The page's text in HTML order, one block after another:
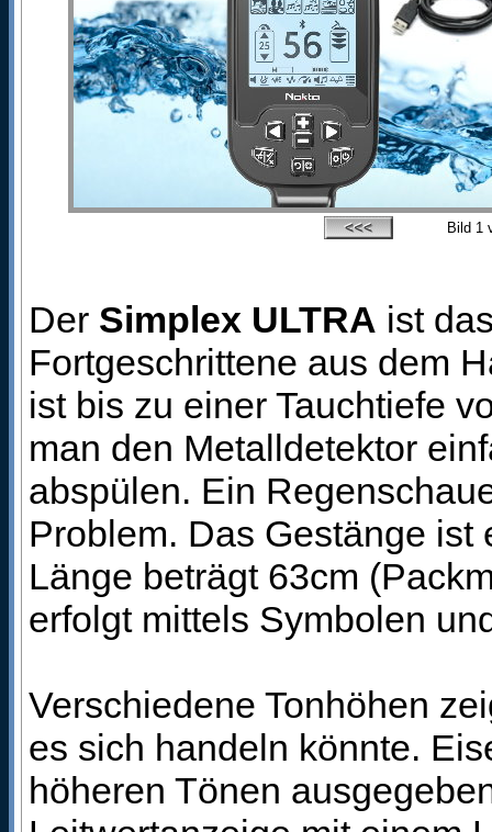
Bild 1
Der Simplex ULTRA ist
Fortgeschrittene aus dem
ist bis zu einer Tauchtiefe
man den Metalldetektor
abspülen. Ein
Problem. Das Gestänge
Länge beträgt 63cm
erfolgt mittels Symbolen
Verschiedene Tonhöhen
es sich handeln könnte.
höheren Tönen